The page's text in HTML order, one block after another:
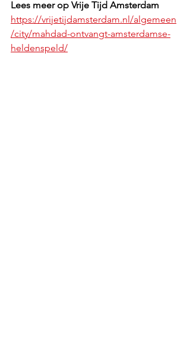
Lees meer op Vrije Tijd Amsterdam
https://vrijetijdamsterdam.nl/algemeen
/city/mahdad-ontvangt-amsterdamse-
heldenspeld/